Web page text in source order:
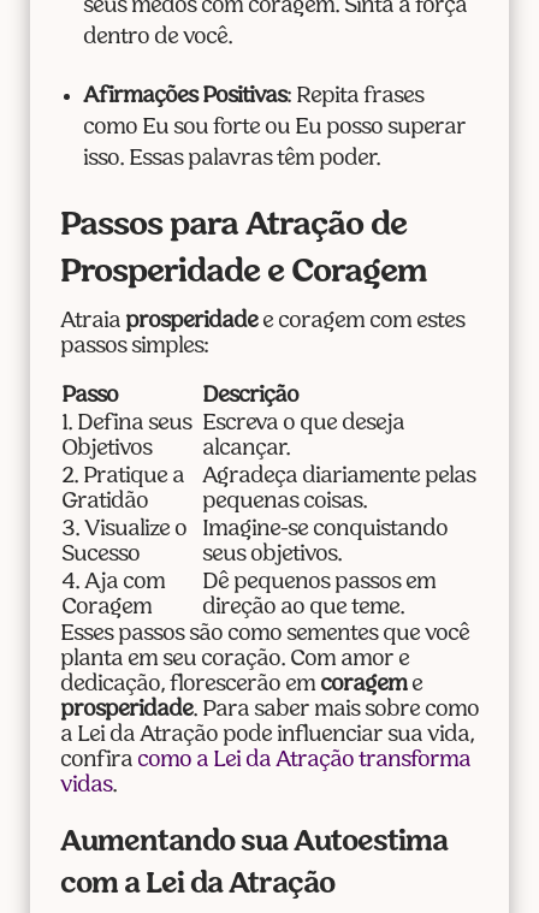
seus medos com coragem. Sinta a força
dentro de você.
Afirmações Positivas: Repita frases
como Eu sou forte ou Eu posso superar
isso. Essas palavras têm poder.
Passos para Atração de
Prosperidade e Coragem
Atraia prosperidadee coragem com estes
passos simples:
Passo
Descrição
1. Defina seus
Objetivos
Escreva o que deseja
alcançar.
2. Pratique a
Gratidão
Agradeça diariamente pelas
pequenas coisas.
3. Visualize o
Sucesso
Imagine-se conquistando
seus objetivos.
4. Aja com
Coragem
Dê pequenos passos em
direção ao que teme.
Esses passos são como sementes que você
planta em seu coração. Com amor e
dedicação, florescerão em corageme
prosperidade. Para saber mais sobre como
a Lei da Atração pode influenciar sua vida,
confira como a Lei da Atração transforma
vidas.
Aumentando sua Autoestima
com a Lei da Atração